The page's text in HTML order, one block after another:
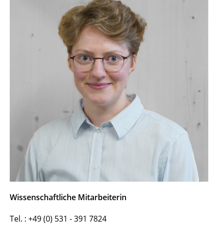
Wissenschaftliche Mitarbeiterin
Tel. : +49 (0) 531 - 391 7824